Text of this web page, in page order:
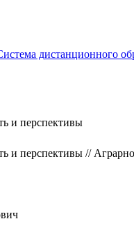
дистанционного
и перспективы
и перспективы //